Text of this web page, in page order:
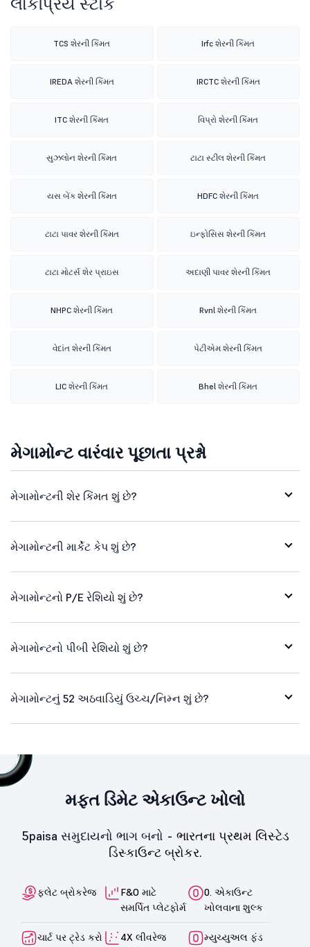
TCS શેરની કિંમત Irfc શેરની કિંમત
IREDA શેરની કિંમત IRCTC શેરની કિંમત
ITC શેરની કિંમત વિપ્રો શેરની કિંમત
સુઝલોન શેરની કિંમત ટાટા સ્ટીલ શેરની કિંમત
યસ બેંક શેરની કિંમત HDFC શેરની કિંમત
ટાટા પાવર શેરની કિંમત ઇન્ફોસિસ શેરની કિંમત
ટાટા મોટર્સ શેર પ્રાઇસ અદાણી પાવર શેરની કિંમત
NHPC શેરની કિંમત Rvnl શેરની કિંમત
વેદાંત શેરની કિંમત પેટીએમ શેરની કિંમત
LIC શેરની કિંમત Bhel શેરની કિંમત
મેગામોન્ટ વારંવાર પૂછાતા પ્રશ્નો
મેગામોન્ટની શેર કિંમત શું છે?
મેગામોન્ટની માર્કેટ કેપ શું છે?
મેગામોન્ટનો P/E રેશિયો શું છે?
મેગામોન્ટનો પીબી રેશિયો શું છે?
મેગામોન્ટનું 52 અઠવાડિયું ઉચ્ચ/નિમ્ન શું છે?
મફત ડિમેટ એકાઉન્ટ ખોલો
5paisa સમુદાયનો ભાગ બનો - ભારતના પ્રથમ લિસ્ટેડ
ડિસ્કાઉન્ટ બ્રોકર.
ફ્લેટ બ્રોકરેજ
F&O માટે
સમર્પિત પ્લેટફોર્મ
0. એકાઉન્ટ
ખોલવાના શુલ્ક
ચાર્ટ પર ટ્રેડ કરો
4X લીવરેજ
મ્યુચ્યુઅલ ફંડ